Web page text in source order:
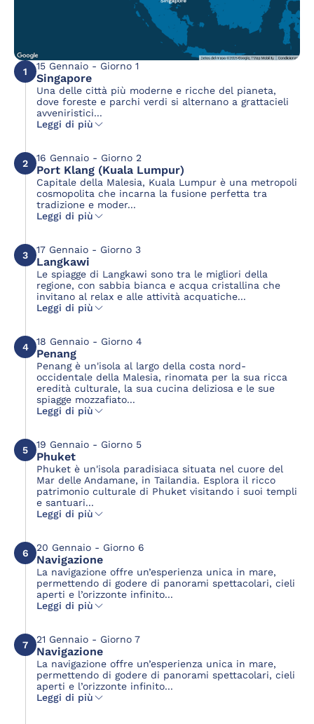
1 15 Gennaio - Giorno 1
Singapore
Una delle città più moderne e ricche del pianeta,
dove foreste e parchi verdi si alternano a grattacieli
avveniristici...
Leggi di più
2 16 Gennaio - Giorno 2
Port Klang (Kuala Lumpur)
Capitale della Malesia, Kuala Lumpur è una metropoli
cosmopolita che incarna la fusione perfetta tra
tradizione e moder...
Leggi di più
3 17 Gennaio - Giorno 3
Langkawi
Le spiagge di Langkawi sono tra le migliori della
regione, con sabbia bianca e acqua cristallina che
invitano al relax e alle attività acquatiche...
Leggi di più
4 18 Gennaio - Giorno 4
Penang
Penang è un'isola al largo della costa nord-
occidentale della Malesia, rinomata per la sua ricca
eredità culturale, la sua cucina deliziosa e le sue
spiagge mozzafiato...
Leggi di più
5 19 Gennaio - Giorno 5
Phuket
Phuket è un'isola paradisiaca situata nel cuore del
Mar delle Andamane, in Tailandia. Esplora il ricco
patrimonio culturale di Phuket visitando i suoi templi
e santuari...
Leggi di più
6 20 Gennaio - Giorno 6
Navigazione
La navigazione offre un’esperienza unica in mare,
permettendo di godere di panorami spettacolari, cieli
aperti e l’orizzonte infinito...
Leggi di più
7 21 Gennaio - Giorno 7
Navigazione
La navigazione offre un’esperienza unica in mare,
permettendo di godere di panorami spettacolari, cieli
aperti e l’orizzonte infinito...
Leggi di più